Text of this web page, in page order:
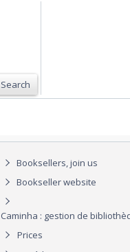
Search
Booksellers, join us
Bookseller website
Caminha : gestion de
Prices